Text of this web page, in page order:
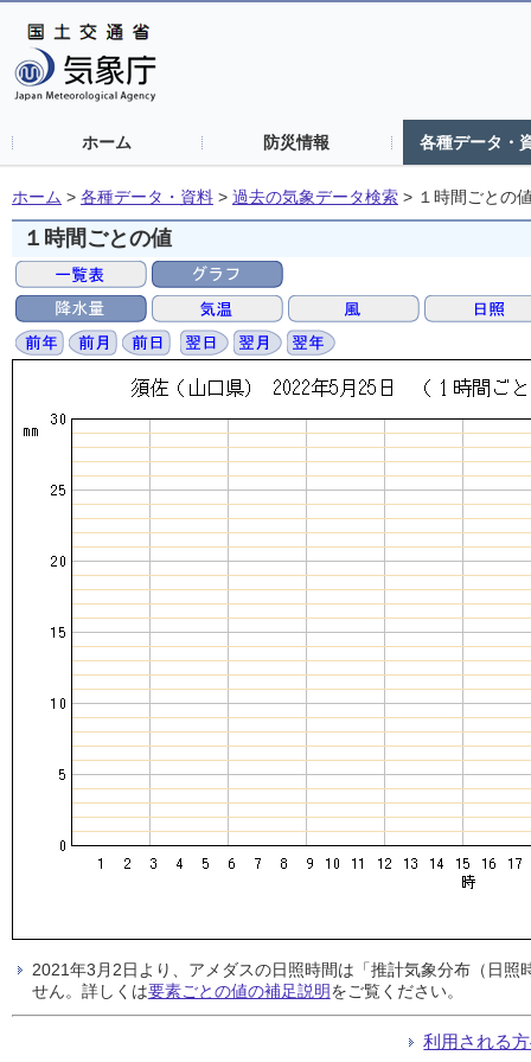
ホーム 防災情報 各種データ・
ホーム > 各種データ・資料 > 過去の気象データ検索 > １時間ごとの
１時間ごとの値
2021年3月2日より、アメダスの日照時間は「推計気象分布（日
せん。詳しくは要素ごとの値の補足説明をご覧ください。
利用される